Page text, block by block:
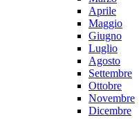
Aprile
Maggio
Giugno
Luglio
Agosto
Settembre
Ottobre
Novembre
Dicembre